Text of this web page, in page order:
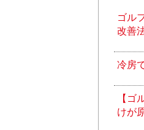
ゴル
改善
冷房
【ゴ
けが